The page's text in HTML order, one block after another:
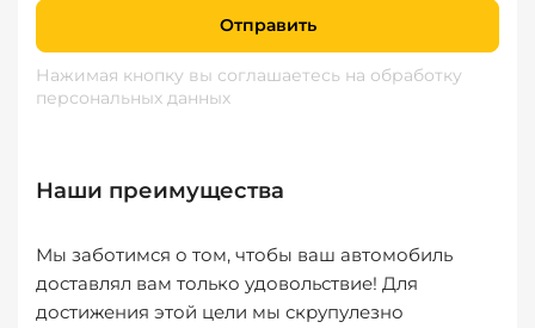
Отправить
Нажимая кнопку вы соглашаетесь на обработку
персональных данных
Наши преимущества
Мы заботимся о том, чтобы ваш автомобиль
доставлял вам только удовольствие! Для
достижения этой цели мы скрупулезно